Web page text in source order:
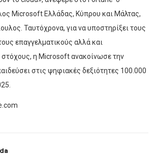
Microsoft Ελλάδας, Κύπρου και Μάλτας,
Ταυτόχρονα, για να υποστηρίξει τους
επαγγελµατικούς αλλά και
η Microsoft ανακοίνωσε την
στις ψηφιακές δεξιότητες 100.000